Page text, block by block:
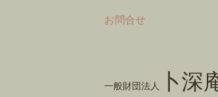
​お問合せ
一般財団法人 卜深